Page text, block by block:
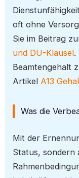
oft ohne
Sie im Beitrag
und DU-Klausel.
Beamtengehalt
Artikel A13
Was die
Mit der
Status, sondern